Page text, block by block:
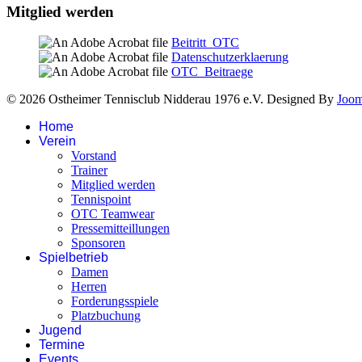
Mitglied werden
Beitritt_OTC
Datenschutzerklaerung
OTC_Beitraege
© 2026 Ostheimer Tennisclub Nidderau 1976 e.V. Designed By
Home
Verein
Vorstand
Trainer
Mitglied werden
Tennispoint
OTC Teamwear
Pressemitteillungen
Sponsoren
Spielbetrieb
Damen
Herren
Forderungsspiele
Platzbuchung
Jugend
Termine